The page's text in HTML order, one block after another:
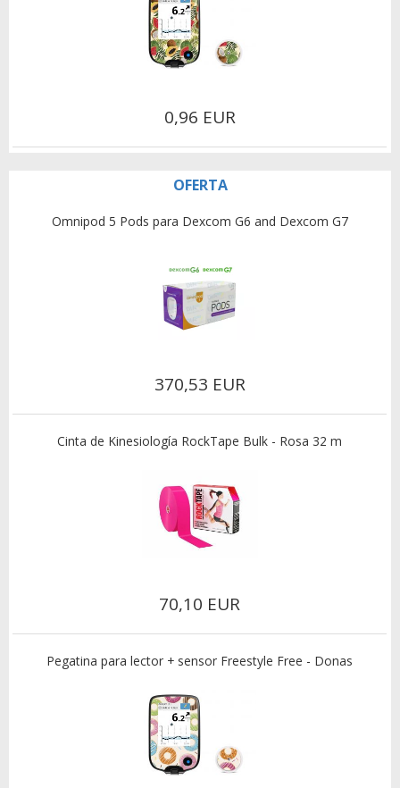
0,96 EUR
OFERTA
Omnipod 5 Pods para Dexcom G6 and Dexcom G7
370,53 EUR
Cinta de Kinesiología RockTape Bulk - Rosa 32 m
70,10 EUR
Pegatina para lector + sensor Freestyle Free - Donas